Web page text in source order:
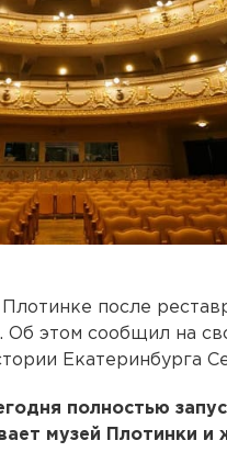
после
этом сообщил на
Екатеринбурга
полностью
музей Плотинки и